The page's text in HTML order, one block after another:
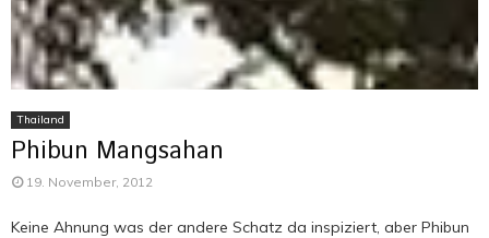
Thailand
Phibun Mangsahan
19. November, 2012
Keine Ahnung was der andere Schatz da inspiziert, aber Phibun